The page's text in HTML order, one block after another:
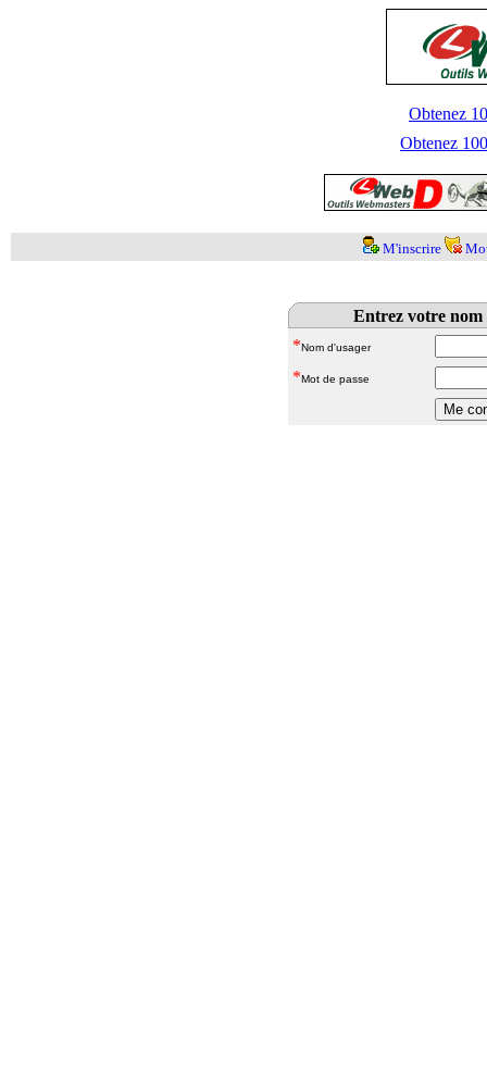
Obtenez
Obtenez
M'inscrire
Entrez votre nom
*Nom d'usager
*Mot de passe